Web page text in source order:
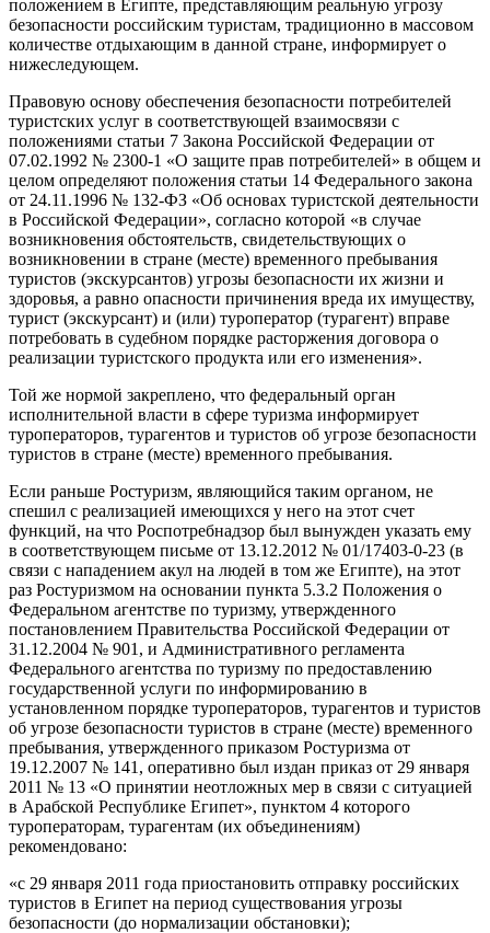
положением в Египте, представляющим реальную угрозу
безопасности российским туристам, традиционно в массовом
количестве отдыхающим в данной стране, информирует о
нижеследующем.
Правовую основу обеспечения безопасности потребителей
туристских услуг в соответствующей взаимосвязи с
положениями статьи 7 Закона Российской Федерации от
07.02.1992 № 2300-1 «О защите прав потребителей» в общем и
целом определяют положения статьи 14 Федерального закона
от 24.11.1996 № 132-ФЗ «Об основах туристской деятельности
в Российской Федерации», согласно которой «в случае
возникновения обстоятельств, свидетельствующих о
возникновении в стране (месте) временного пребывания
туристов (экскурсантов) угрозы безопасности их жизни и
здоровья, а равно опасности причинения вреда их имуществу,
турист (экскурсант) и (или) туроператор (турагент) вправе
потребовать в судебном порядке расторжения договора о
реализации туристского продукта или его изменения».
Той же нормой закреплено, что федеральный орган
исполнительной власти в сфере туризма информирует
туроператоров, турагентов и туристов об угрозе безопасности
туристов в стране (месте) временного пребывания.
Если раньше Ростуризм, являющийся таким органом, не
спешил с реализацией имеющихся у него на этот счет
функций, на что Роспотребнадзор был вынужден указать ему
в соответствующем письме от 13.12.2012 № 01/17403-0-23 (в
связи с нападением акул на людей в том же Египте), на этот
раз Ростуризмом на основании пункта 5.3.2 Положения о
Федеральном агентстве по туризму, утвержденного
постановлением Правительства Российской Федерации от
31.12.2004 № 901, и Административного регламента
Федерального агентства по туризму по предоставлению
государственной услуги по информированию в
установленном порядке туроператоров, турагентов и туристов
об угрозе безопасности туристов в стране (месте) временного
пребывания, утвержденного приказом Ростуризма от
19.12.2007 № 141, оперативно был издан приказ от 29 января
2011 № 13 «О принятии неотложных мер в связи с ситуацией
в Арабской Республике Египет», пунктом 4 которого
туроператорам, турагентам (их объединениям)
рекомендовано:
«с 29 января 2011 года приостановить отправку российских
туристов в Египет на период существования угрозы
безопасности (до нормализации обстановки);